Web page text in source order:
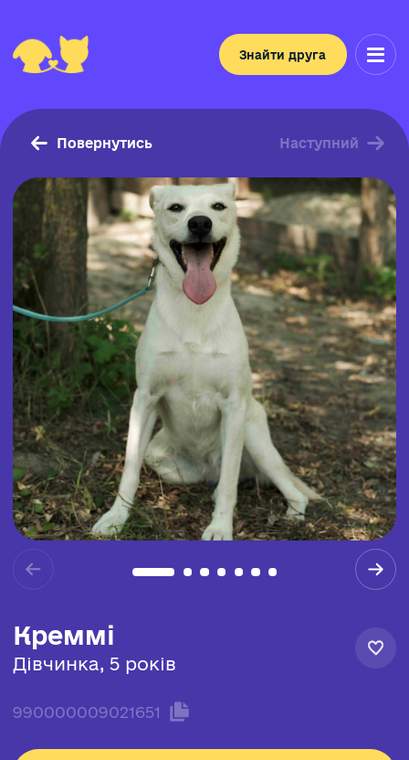
Знайти друга
Повернутись Наступний
Креммі
Дівчинка, 5 років
990000009021651